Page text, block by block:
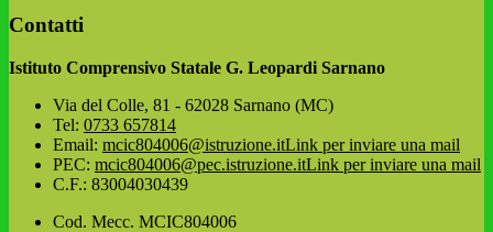
Contatti
Istituto Comprensivo Statale G. Leopardi Sarnano
Via del Colle, 81 - 62028 Sarnano (MC)
Tel: 0733 657814
Email: mcic804006@istruzione.itLink per inviare una mail
PEC: mcic804006@pec.istruzione.itLink per inviare una mail
C.F.: 83004030439
Cod. Mecc. MCIC804006